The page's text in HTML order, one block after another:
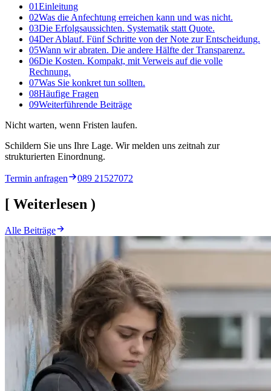
01Einleitung
02Was die Anfechtung erreichen kann und was nicht.
03Die Erfolgsaussichten. Systematik statt Quote.
04Der Ablauf. Fünf Schritte von der Note zur Entscheidung.
05Wann wir abraten. Die andere Hälfte der Transparenz.
06Die Kosten. Kompakt, mit Verweis auf die volle
Rechnung.
07Was Sie konkret tun sollten.
08Häufige Fragen
09Weiterführende Beiträge
Nicht warten, wenn Fristen laufen.
Schildern Sie uns Ihre Lage. Wir melden uns zeitnah zur
strukturierten Einordnung.
Termin anfragen 089 21527072
[ Weiterlesen )
Alle Beiträge